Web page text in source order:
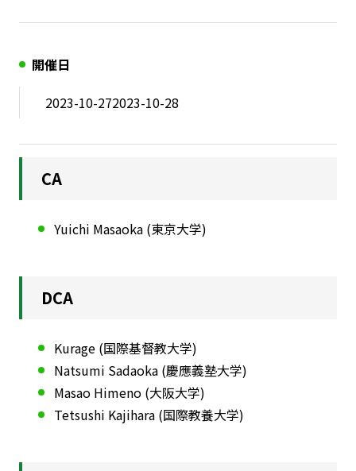
開催日
2023-10-272023-10-28
CA
Yuichi Masaoka (東京大学)
DCA
Kurage (国際基督教大学)
Natsumi Sadaoka (慶應義塾大学)
Masao Himeno (大阪大学)
Tetsushi Kajihara (国際教養大学)